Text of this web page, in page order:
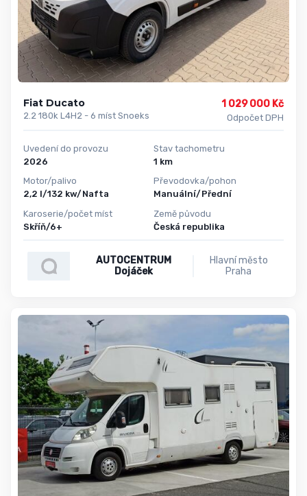
Fiat Ducato
2.2 180k L4H2 - 6 míst Snoeks
1 029 000 Kč
Odpočet DPH
Uvedení do provozu
2026
Motor/palivo
2,2 l/132 kw/Nafta
Karoserie/počet míst
Skříň/6+
Stav tachometru
1 km
Převodovka/pohon
Manuální/Přední
Země původu
Česká republika
AUTOCENTRUM
Dojáček
Hlavní město
Praha